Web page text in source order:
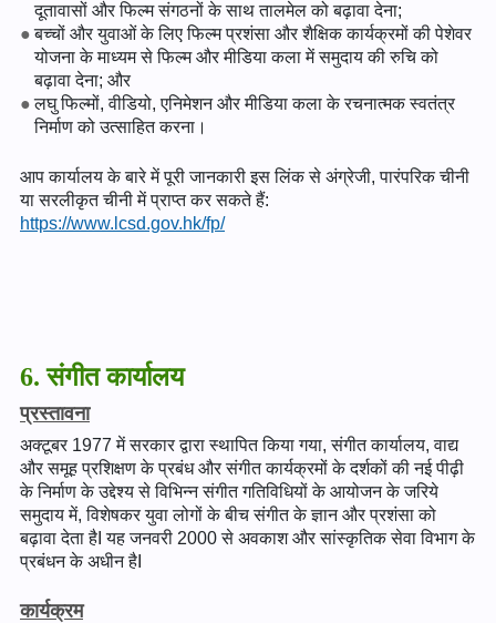
दूतावासों और फिल्म संगठनों के साथ तालमेल को बढ़ावा देना;
बच्चों और युवाओं के लिए फिल्म प्रशंसा और शैक्षिक कार्यक्रमों की पेशेवर
योजना के माध्यम से फिल्म और मीडिया कला में समुदाय की रुचि को
बढ़ावा देना; और
लघु फिल्मों, वीडियो, एनिमेशन और मीडिया कला के रचनात्मक स्वतंत्र
निर्माण को उत्साहित करना।
आप कार्यालय के बारे में पूरी जानकारी इस लिंक से अंग्रेजी, पारंपरिक चीनी
या सरलीकृत चीनी में प्राप्त कर सकते हैं:
https://www.lcsd.gov.hk/fp/
6. संगीत कार्यालय
प्रस्तावना
अक्टूबर 1977 में सरकार द्वारा स्थापित किया गया, संगीत कार्यालय, वाद्य
और समूह प्रशिक्षण के प्रबंध और संगीत कार्यक्रमों के दर्शकों की नई पीढ़ी
के निर्माण के उद्देश्य से विभिन्न संगीत गतिविधियों के आयोजन के जरिये
समुदाय में, विशेषकर युवा लोगों के बीच संगीत के ज्ञान और प्रशंसा को
बढ़ावा देता हैI यह जनवरी 2000 से अवकाश और सांस्कृतिक सेवा विभाग के
प्रबंधन के अधीन हैI
कार्यक्रम